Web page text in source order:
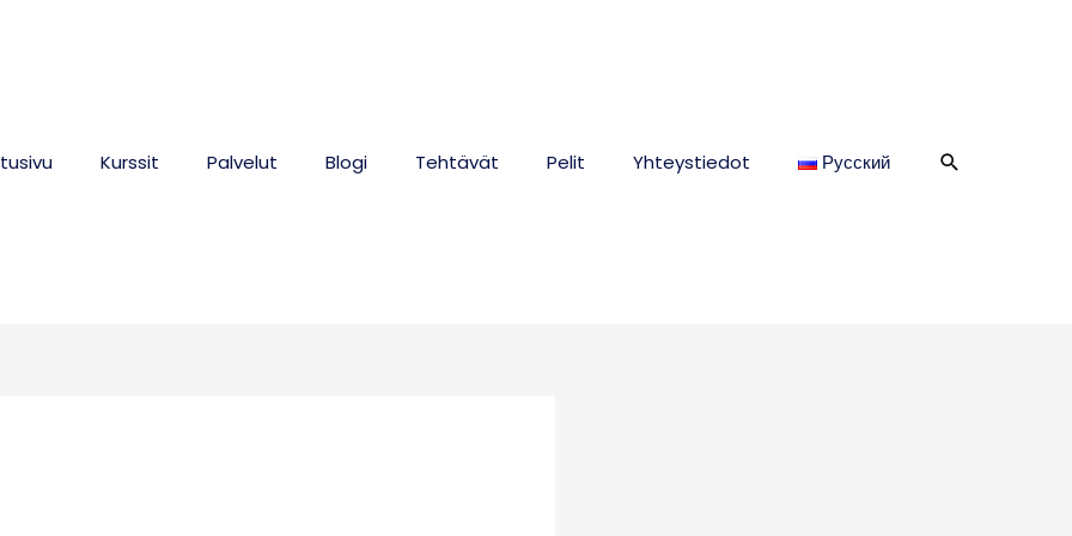
Kurssit Palvelut Blogi Tehtävät Pelit Yhteystiedot Русский Hae